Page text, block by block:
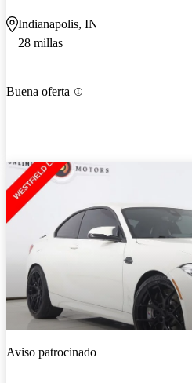
Indianapolis, IN
28 millas
Buena oferta
Aviso patrocinado